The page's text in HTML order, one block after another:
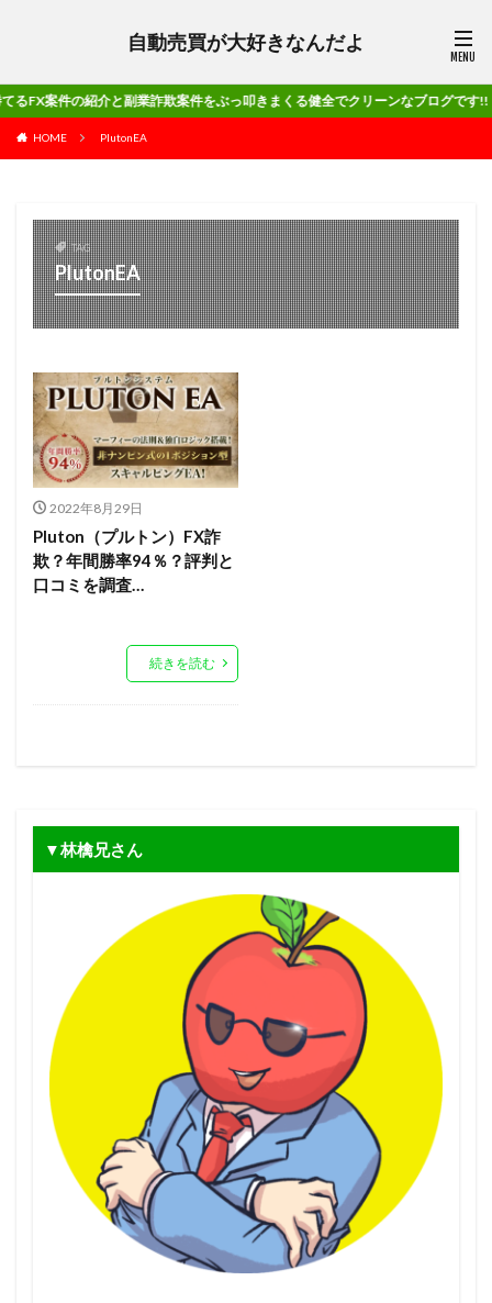
自動売買が大好きなんだよ
介と副業詐欺案件をぶっ叩きまくる健全でクリーンなブログです!!
HOME PlutonEA
TAG
PlutonEA
2022年8月29日
Pluton（プルトン）FX詐
欺？年間勝率94％？評判と
口コミを調査…
続きを読む
▼林檎兄さん